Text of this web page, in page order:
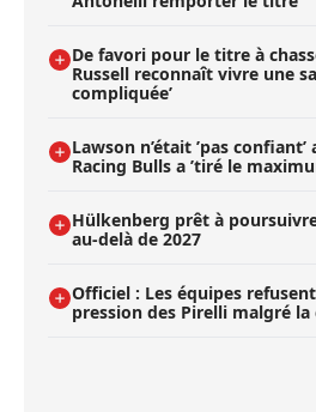
De favori pour le titre à
Russell reconnaît vivre une
compliquée’
Lawson n’était ’pas
Racing Bulls a ’tiré le
Hülkenberg prêt à
au-delà de 2027
Officiel : Les équipes
pression des Pirelli malgré